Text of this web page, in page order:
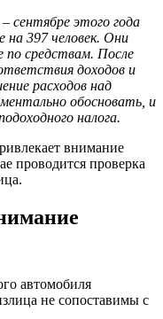
сентябре этого года
на 397 человек. Они
средствам. После
доходов и
расходов над
обосновать, и
налога.
внимание
проводится проверка
автомобиля
не сопоставимы с